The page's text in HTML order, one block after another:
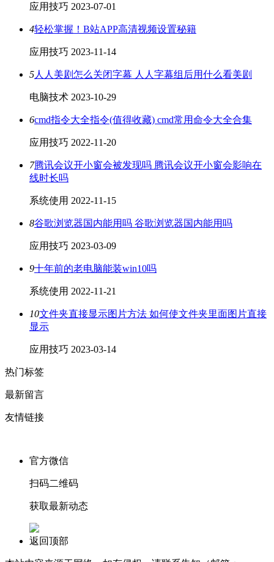
应用技巧 2023-07-01
4轻松掌握！B站APP高清视频设置秘籍
应用技巧 2023-11-14
5人人美剧怎么关闭字幕 人人字幕组后用什么看美剧
电脑技术 2023-10-29
6cmd指令大全指令(值得收藏) cmd常用命令大全合集
应用技巧 2022-11-20
7腾讯会议开小窗会被发现吗 腾讯会议开小窗会影响在
线时长吗
系统使用 2022-11-15
8谷歌浏览器国内能用吗 谷歌浏览器国内能用吗
应用技巧 2023-03-09
9十年前的老电脑能装win10吗
系统使用 2022-11-21
10文件夹直接显示图片方法 如何使文件夹里面图片直接
显示
应用技巧 2023-03-14
热门标签
最新留言
友情链接
官方微信
扫码二维码
获取最新动态
返回顶部